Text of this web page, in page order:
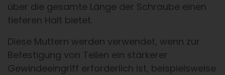
über die gesamte Länge der Schraube einen
tieferen Halt bietet.
Diese Muttern werden verwendet, wenn zur
Befestigung von Teilen ein stärkerer
Gewindeeingriff erforderlich ist, beispielsweise